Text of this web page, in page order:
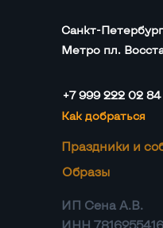
ИП Сена А.В.
ИНН
Как добраться
Санкт-
Метро пл.
+7 999 222 02 84
Образы
Праздники и